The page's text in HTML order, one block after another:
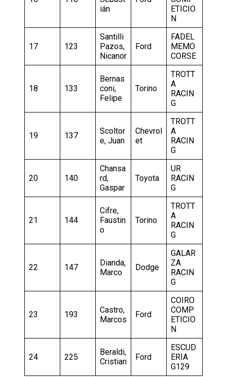
ián
ETICIO
N
17 123
Santilli
Pazos,
Nicanor
Ford
FADEL
MEMO
CORSE
18 133
Bernas
coni,
Felipe
Torino
TROTT
A
RACIN
G
19 137
Scoltor
e, Juan
Chevrol
et
TROTT
A
RACIN
G
20 140
Chansa
rd,
Gaspar
Toyota
UR
RACIN
G
21 144
Cifre,
Faustin
o
Torino
TROTT
A
RACIN
G
22 147
Dianda,
Marco
Dodge
GALAR
ZA
RACIN
G
23 193
Castro,
Marcos
Ford
COIRO
COMP
ETICIO
N
24 225
Beraldi,
Cristian
Ford
ESCUD
ERIA
G129